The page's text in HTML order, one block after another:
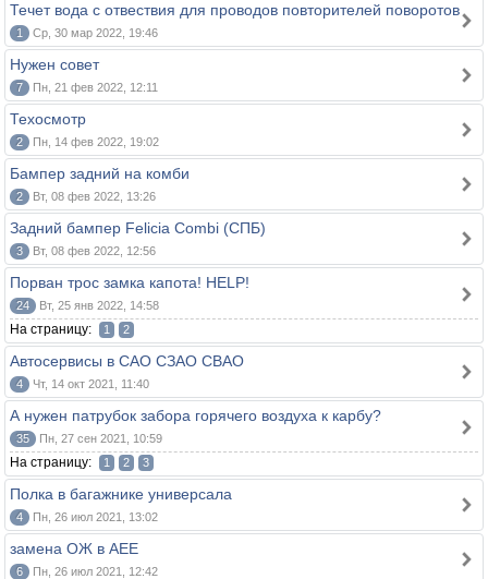
Течет вода с отвествия для проводов повторителей поворотов
1 Ср, 30 мар 2022, 19:46
Нужен совет
7 Пн, 21 фев 2022, 12:11
Техосмотр
2 Пн, 14 фев 2022, 19:02
Бампер задний на комби
2 Вт, 08 фев 2022, 13:26
Задний бампер Felicia Combi (СПБ)
3 Вт, 08 фев 2022, 12:56
Порван трос замка капота! HELP!
24 Вт, 25 янв 2022, 14:58
На страницу: 1 2
Автосервисы в САО СЗАО СВАО
4 Чт, 14 окт 2021, 11:40
А нужен патрубок забора горячего воздуха к карбу?
35 Пн, 27 сен 2021, 10:59
На страницу: 1 2 3
Полка в багажнике универсала
4 Пн, 26 июл 2021, 13:02
замена ОЖ в АЕЕ
6 Пн, 26 июл 2021, 12:42